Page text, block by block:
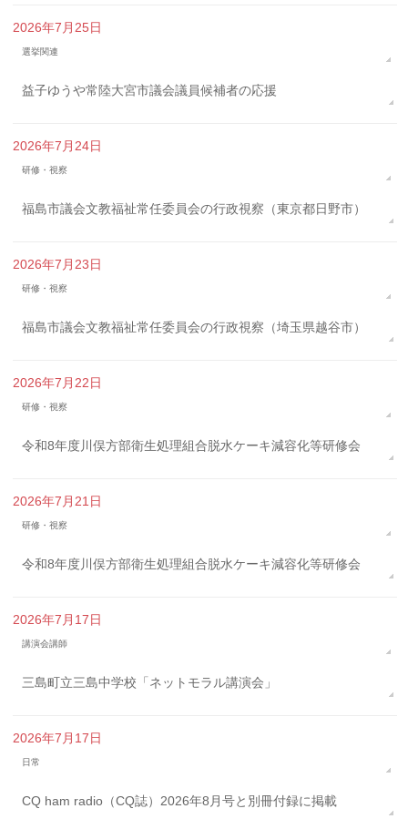
2026年7月25日
選挙関連
益子ゆうや常陸大宮市議会議員候補者の応援
2026年7月24日
研修・視察
福島市議会文教福祉常任委員会の行政視察（東京都日野市）
2026年7月23日
研修・視察
福島市議会文教福祉常任委員会の行政視察（埼玉県越谷市）
2026年7月22日
研修・視察
令和8年度川俣方部衛生処理組合脱水ケーキ減容化等研修会
2026年7月21日
研修・視察
令和8年度川俣方部衛生処理組合脱水ケーキ減容化等研修会
2026年7月17日
講演会講師
三島町立三島中学校「ネットモラル講演会」
2026年7月17日
日常
CQ ham radio（CQ誌）2026年8月号と別冊付録に掲載